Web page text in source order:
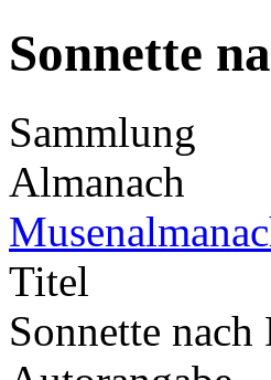
Sonnette
Sammlung
Almanach
Titel
Sonnette nach